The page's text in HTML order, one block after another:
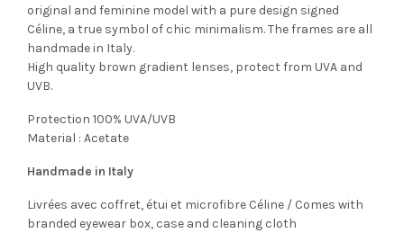
original and feminine model with a pure design signed
Céline, a true symbol of chic minimalism. The frames are all
handmade in Italy.
High quality brown gradient lenses, protect from UVA and
UVB.
Protection 100% UVA/UVB
Material : Acetate
Handmade in Italy
Livrées avec coffret, étui et microfibre Céline / Comes with
branded eyewear box, case and cleaning cloth